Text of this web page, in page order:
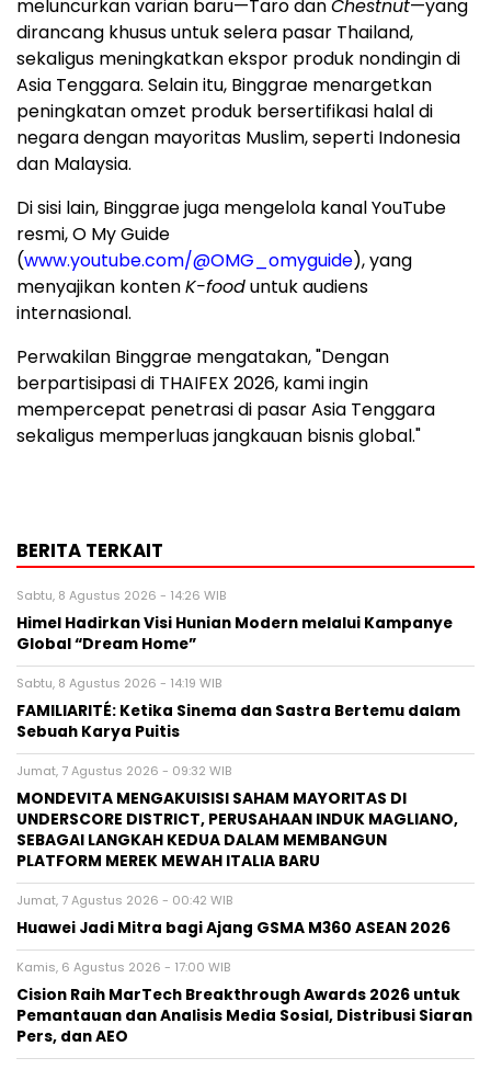
meluncurkan varian baru—Taro danChestnut—yang
dirancang khusus untuk selera pasar Thailand,
sekaligus meningkatkan ekspor produk nondingin di
Asia Tenggara. Selain itu, Binggrae menargetkan
peningkatan omzet produk bersertifikasi halal di
negara dengan mayoritas Muslim, seperti Indonesia
dan Malaysia.
Di sisi lain, Binggrae juga mengelola kanal YouTube
resmi, O My Guide
(www.youtube.com/@OMG_omyguide), yang
menyajikan kontenK-fooduntuk audiens
internasional.
Perwakilan Binggrae mengatakan, "Dengan
berpartisipasi di THAIFEX 2026, kami ingin
mempercepat penetrasi di pasar Asia Tenggara
sekaligus memperluas jangkauan bisnis global."
BERITA TERKAIT
Sabtu, 8 Agustus 2026 - 14:26 WIB
Himel Hadirkan Visi Hunian Modern melalui Kampanye
Global “Dream Home”
Sabtu, 8 Agustus 2026 - 14:19 WIB
FAMILIARITÉ: Ketika Sinema dan Sastra Bertemu dalam
Sebuah Karya Puitis
Jumat, 7 Agustus 2026 - 09:32 WIB
MONDEVITA MENGAKUISISI SAHAM MAYORITAS DI
UNDERSCORE DISTRICT, PERUSAHAAN INDUK MAGLIANO,
SEBAGAI LANGKAH KEDUA DALAM MEMBANGUN
PLATFORM MEREK MEWAH ITALIA BARU
Jumat, 7 Agustus 2026 - 00:42 WIB
Huawei Jadi Mitra bagi Ajang GSMA M360 ASEAN 2026
Kamis, 6 Agustus 2026 - 17:00 WIB
Cision Raih MarTech Breakthrough Awards 2026 untuk
Pemantauan dan Analisis Media Sosial, Distribusi Siaran
Pers, dan AEO